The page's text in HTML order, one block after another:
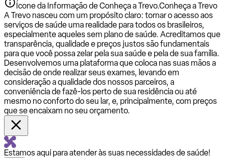
Ícone da Informação de Conheça a Trevo.Conheça a Trevo
A Trevo nasceu com um propósito claro: tornar o acesso aos
serviços de saúde uma realidade para todos os brasileiros,
especialmente aqueles sem plano de saúde. Acreditamos que
transparência, qualidade e preços justos são fundamentais
para que você possa zelar pela sua saúde e pela de sua família.
Desenvolvemos uma plataforma que coloca nas suas mãos a
decisão de onde realizar seus exames, levando em
consideração a qualidade dos nossos parceiros, a
conveniência de fazê-los perto de sua residência ou até
mesmo no conforto do seu lar, e, principalmente, com preços
que se encaixam no seu orçamento.
Estamos aqui para atender às suas necessidades de saúde!